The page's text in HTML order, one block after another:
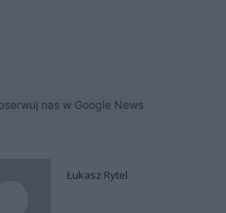
nas w Google News
Łukasz Rytel